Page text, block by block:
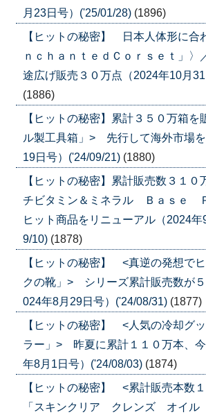
月23日号）('25/01/28) (1896)
【ヒットの秘密】 日本人体形に合
ｎｃｈａｎｔｅｄＣｏｒｓｅｔ」〉
途広げ販売３０万点（2024年10月
(1886)
【ヒットの秘密】累計３５０万箱
ル製工具箱」> 先行して海外市場
19日号）('24/09/21) (1880)
【ヒットの秘密】累計販売数３１
チビタミン＆ミネラル Ｂａｓｅ
ヒット商品をリニューアル（2024
9/10) (1878)
【ヒットの秘密】 <真逆の発想で
クの靴」> シリーズ累計販売数が
024年8月29日号）('24/08/31) (1877)
【ヒットの秘密】 <人気の冷却グ
ラー」> 昨夏に累計１１０万本、
年8月1日号）('24/08/03) (1874)
【ヒットの秘密】 <累計販売本数
「スキンクリア クレンズ オイル